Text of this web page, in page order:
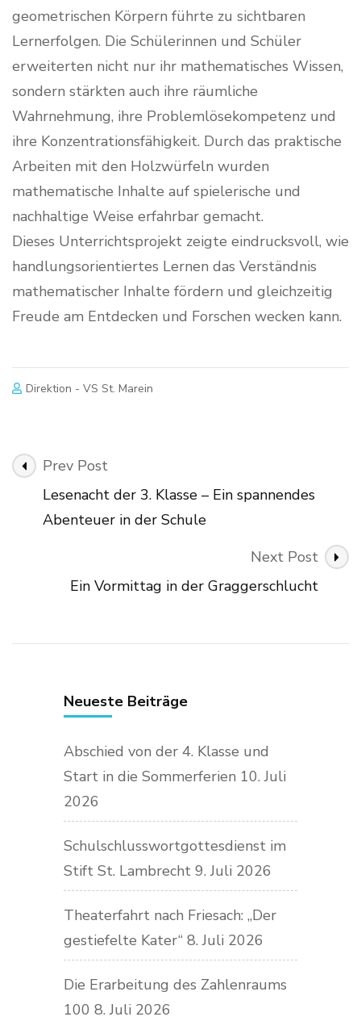
geometrischen Körpern führte zu sichtbaren
Lernerfolgen. Die Schülerinnen und Schüler
erweiterten nicht nur ihr mathematisches Wissen,
sondern stärkten auch ihre räumliche
Wahrnehmung, ihre Problemlösekompetenz und
ihre Konzentrationsfähigkeit. Durch das praktische
Arbeiten mit den Holzwürfeln wurden
mathematische Inhalte auf spielerische und
nachhaltige Weise erfahrbar gemacht.
Dieses Unterrichtsprojekt zeigte eindrucksvoll, wie
handlungsorientiertes Lernen das Verständnis
mathematischer Inhalte fördern und gleichzeitig
Freude am Entdecken und Forschen wecken kann.
Direktion - VS St. Marein
Post
Navigation
Prev Post
Lesenacht der 3. Klasse – Ein spannendes
Abenteuer in der Schule
Next Post
Ein Vormittag in der Graggerschlucht
Neueste Beiträge
Abschied von der 4. Klasse und
Start in die Sommerferien 10. Juli
2026
Schulschlusswortgottesdienst im
Stift St. Lambrecht 9. Juli 2026
Theaterfahrt nach Friesach: „Der
gestiefelte Kater“ 8. Juli 2026
Die Erarbeitung des Zahlenraums
100 8. Juli 2026